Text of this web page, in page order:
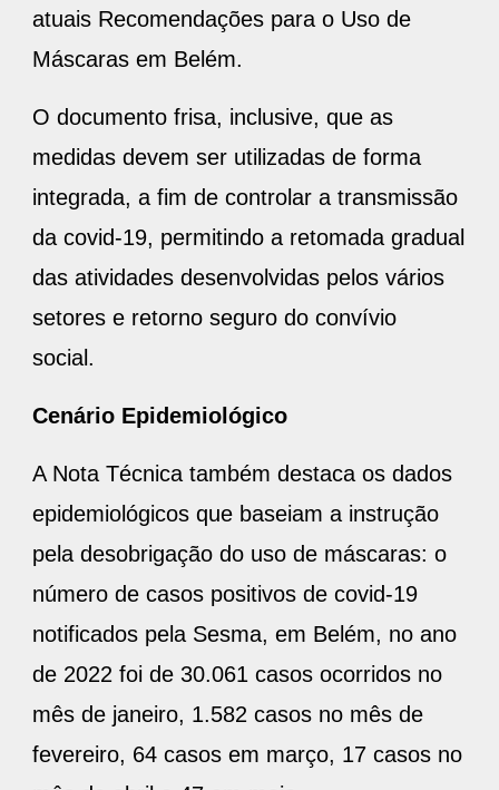
atuais Recomendações para o Uso de
Máscaras em Belém.
O documento frisa, inclusive, que as
medidas devem ser utilizadas de forma
integrada, a fim de controlar a transmissão
da covid-19, permitindo a retomada gradual
das atividades desenvolvidas pelos vários
setores e retorno seguro do convívio
social.
Cenário Epidemiológico
A Nota Técnica também destaca os dados
epidemiológicos que baseiam a instrução
pela desobrigação do uso de máscaras: o
número de casos positivos de covid-19
notificados pela Sesma, em Belém, no ano
de 2022 foi de 30.061 casos ocorridos no
mês de janeiro, 1.582 casos no mês de
fevereiro, 64 casos em março, 17 casos no